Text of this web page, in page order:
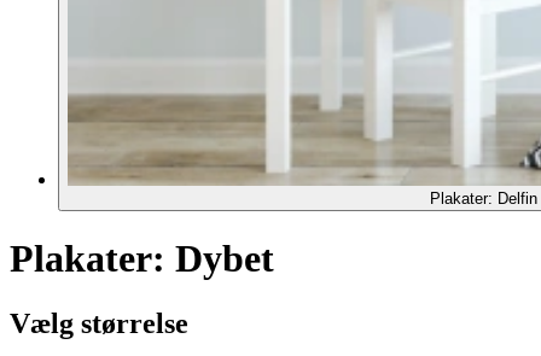
Plakater: Delfin
Plakater: Dybet
Vælg størrelse